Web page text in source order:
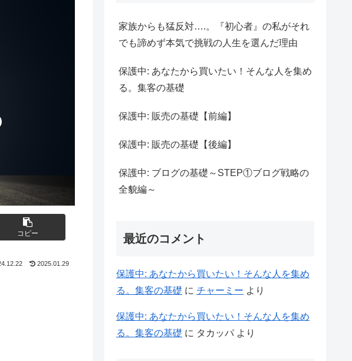
コピー
2025.01.29
家族からも猛反対….。『初心者』の私がそれ
でも諦めず本気で挑戦の人生を選んだ理由
保護中: あなたから買いたい！そんな人を集め
る。集客の基礎
保護中: 販売の基礎【前編】
保護中: 販売の基礎【後編】
保護中: ブログの基礎～STEP①ブログ戦略の
全貌編～
最近のコメント
保護中: あなたから買いたい！そんな人を集め
る。集客の基礎 に チャーミー より
保護中: あなたから買いたい！そんな人を集め
る。集客の基礎 に タカッパ より